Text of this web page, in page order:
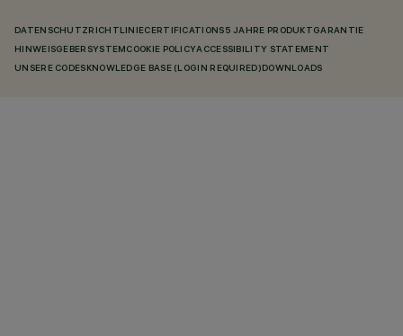
DATENSCHUTZRICHTLINIECERTIFICATIONS 5 JAHRE PRODUKTGARANTIE
HINWEISGEBERSYSTEM COOKIE POLICYACCESSIBILITY STATEMENT
UNSERE CODES KNOWLEDGE BASE (LOGIN REQUIRED) DOWNLOADS